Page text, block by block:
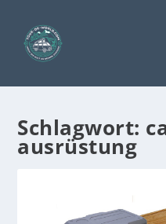
Schlagwort:
ausrüstung